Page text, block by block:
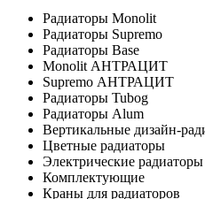
Радиаторы Monolit
Радиаторы Supremo
Радиаторы Base
Monolit АНТРАЦИТ
Supremo АНТРАЦИТ
Радиаторы Tubog
Радиаторы Alum
Вертикальные дизайн-
Цветные радиаторы
Электрические
Комплектующие
Краны для радиаторов